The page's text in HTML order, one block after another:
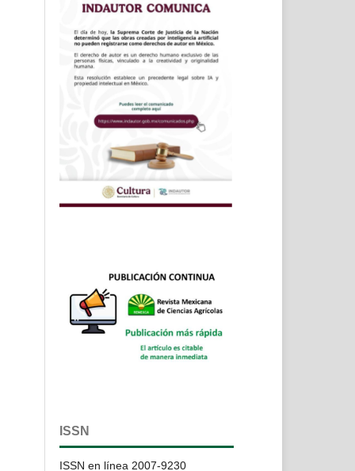
ISSN
ISSN en línea 2007-9230